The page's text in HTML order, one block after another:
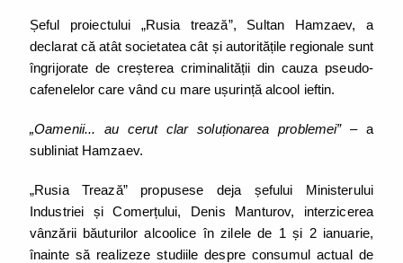
Șeful proiectului „Rusia trează”, Sultan Hamzaev, a
declarat că atât societatea cât și autoritățile regionale sunt
îngrijorate de creșterea criminalității din cauza pseudo-
cafenelelor care vând cu mare ușurință alcool ieftin.
„Oamenii... au cerut clar soluționarea problemei”– a
subliniat Hamzaev.
„Rusia Trează” propusese deja șefului Ministerului
Industriei și Comerțului, Denis Manturov, interzicerea
vânzării băuturilor alcoolice în zilele de 1 și 2 ianuarie,
înainte să realizeze studiile despre consumul actual de